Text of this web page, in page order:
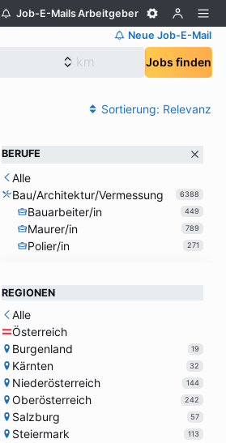
Job-E-MailsArbeitgeber
Neue Job-E-Mail
Jobs finden
Sortierung: Relevanz
BERUFE
Alle
Bau/Architektur/Vermessung
6388
Bauarbeiter/in 449
Maurer/in 789
Polier/in 271
REGIONEN
Alle
Österreich
Burgenland
19
Kärnten 32
Niederösterreich 144
Oberösterreich 242
Salzburg 57
Steiermark 113